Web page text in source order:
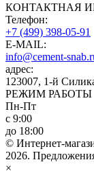
КОНТАКТНАЯ
Телефон:
+7 (499) 398-05-91
E-MAIL:
info@cement-
адрес:
123007, 1-й
РЕЖИМ РАБОТЫ
Пн-Пт
с 9:00
до 18:00
© Интернет-
2026.
×